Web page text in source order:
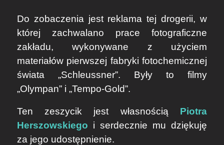
Do zobaczenia jest reklama tej drogerii, w
której zachwalano prace fotograficzne
zakładu, wykonywane z użyciem
materiałów pierwszej fabryki fotochemicznej
świata „Schleussner”. Były to filmy
„Olympan” i „Tempo-Gold”.
Ten zeszycik jest własnością Piotra
Herszowskiego i serdecznie mu dziękuję
za jego udostępnienie.